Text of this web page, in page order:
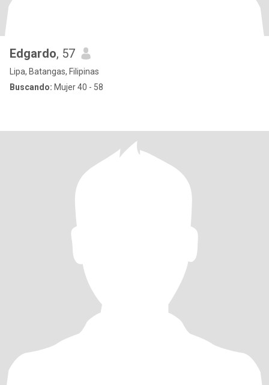
Edgardo, 57
Lipa, Batangas, Filipinas
Buscando: Mujer 40 - 58